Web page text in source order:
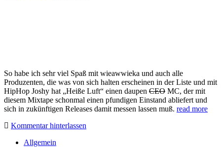
So habe ich sehr viel Spaß mit wieawwieka und auch alle
Produzenten, die was von sich halten erscheinen in der Liste und mit
HipHop Joshy hat „Heiße Luft“ einen daupen CEO MC, der mit
diesem Mixtape schonmal einen pfundigen Einstand abliefert und
sich in zukünftigen Releases damit messen lassen muß. read more
Kommentar hinterlassen
Sidebar
Allgemein